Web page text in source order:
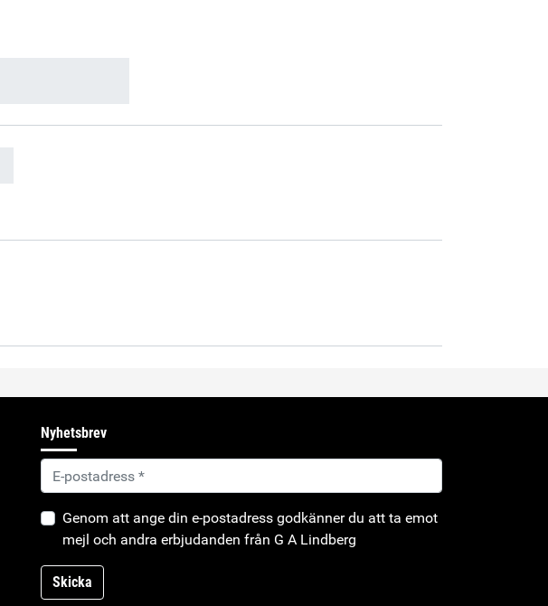
Nyhetsbrev
Genom att ange din e-postadress godkänner du att ta emot
mejl och andra erbjudanden från G A Lindberg
Skicka